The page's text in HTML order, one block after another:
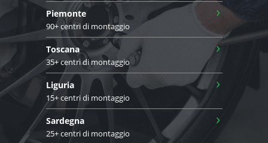
Piemonte
90+ centri di montaggio
›
Toscana
35+ centri di montaggio
›
Liguria
15+ centri di montaggio
›
Sardegna
25+ centri di montaggio
›